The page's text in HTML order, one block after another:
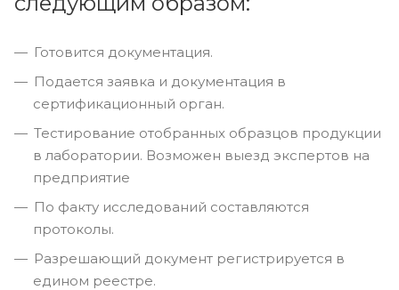
Готовится документация.
Подается заявка и документация в
сертификационный орган.
Тестирование отобранных образцов продукции
в лаборатории. Возможен выезд экспертов на
предприятие
По факту исследований составляются
протоколы.
Разрешающий документ регистрируется в
едином реестре.